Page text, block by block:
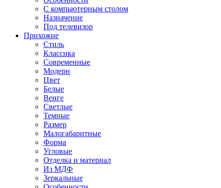
С компьютерным столом
Назначение
Под телевизор
Прихожие
Стиль
Классика
Современные
Модерн
Цвет
Белые
Венге
Светлые
Темные
Размер
Малогабаритные
Форма
Угловые
Отделка и материал
Из МДФ
Зеркальные